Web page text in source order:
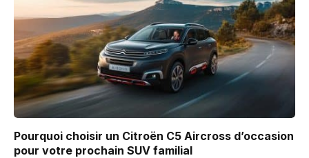
Pourquoi choisir un Citroën C5 Aircross d’occasion
pour votre prochain SUV familial